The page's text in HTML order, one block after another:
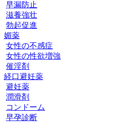
早漏防止
滋養強壮
勃起促進
媚薬
女性の不感症
女性の性欲増強
催淫剤
経口避妊薬
避妊薬
潤滑剤
コンドーム
早孕診断